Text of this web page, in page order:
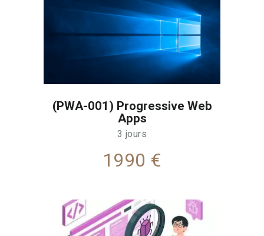
(PWA-001) Progressive Web
Apps
3 jours
1990 €